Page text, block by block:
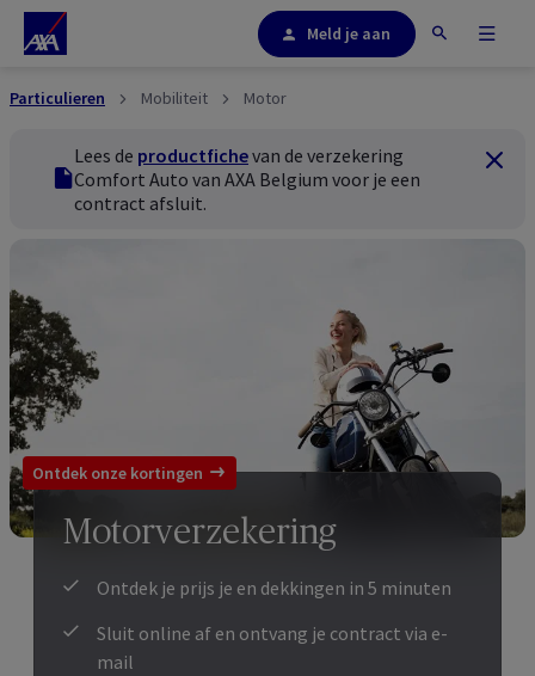
Meld je aan
Particulieren Mobiliteit Motor
productfiche
Lees de productfichevan de verzekering
Comfort Auto van AXA Belgium voor je een
contract afsluit.
Sluiten
Ontdek onze kortingen
Motorverzekering
Ontdek je prijs je en dekkingen in 5 minuten
Sluit online af en ontvang je contract via e-
mail